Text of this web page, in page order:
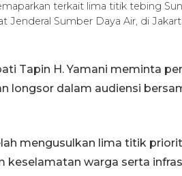
terkait lima titik tebing
Jenderal Sumber Daya Air, di
Tapin H. Yamani meminta
longsor dalam audiensi
mengusulkan lima titik
keselamatan warga serta